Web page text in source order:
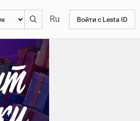
Ru Войти с Lesta ID